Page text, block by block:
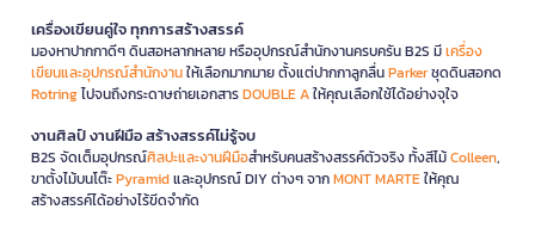
เครื่องเขียนคู่ใจ ทุกการสร้างสรรค์
มองหาปากกาดีๆ ดินสอหลากหลาย หรืออุปกรณ์สำนักงานครบครัน B2S มีเครื่อง
เขียนและอุปกรณ์สำนักงานให้เลือกมากมาย ตั้งแต่ปากกาลูกลื่นParkerชุดดินสอกด
Rotringไปจนถึงกระดาษถ่ายเอกสารDOUBLE Aให้คุณเลือกใช้ได้อย่างจุใจ
งานศิลป์ งานฝีมือ สร้างสรรค์ไม่รู้จบ
B2S จัดเต็มอุปกรณ์ศิลปะและงานฝีมือสำหรับคนสร้างสรรค์ตัวจริง ทั้งสีไม้Colleen,
ขาตั้งไม้บนโต๊ะPyramidและอุปกรณ์ DIY ต่างๆ จากMONT MARTEให้คุณ
สร้างสรรค์ได้อย่างไร้ขีดจำกัด